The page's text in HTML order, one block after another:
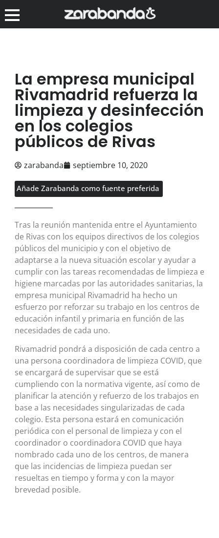
La empresa municipal
Rivamadrid refuerza la
limpieza y desinfección
en los colegios
públicos de Rivas
zarabanda septiembre 10, 2020
Añade Zarabanda como fuente preferida
Tras la reunión mantenida entre el Ayuntamiento
de Rivas con los equipos directivos de los colegios
públicos del municipio y con el objetivo de
adaptarse a la nueva situación escolar y ayudar a
cumplir con las tareas recomendadas de limpieza e
higiene marcadas por las autoridades sanitarias, la
empresa municipal Rivamadrid ha hecho un
esfuerzo por reforzar su trabajo en los centros de
educación infantil y primaria en función de las
necesidades de cada uno.
Rivamadrid pondrá a disposición de cada centro a
una persona coordinadora de limpieza COVID, que
se encargará de supervisar que se está
cumpliendo con la normativa vigente, así como de
planificar la atención y refuerzo de los trabajos en
base a las necesidades singularizadas de cada
colegio. Esta persona estará en comunicación
periódica con el personal de limpieza y con el
coordinador o coordinadora COVID que haya
nombrado cada uno de los centros, de manera
que las incidencias de limpieza puedan ser
resueltas en tiempo y forma y con la mayor
brevedad posible.